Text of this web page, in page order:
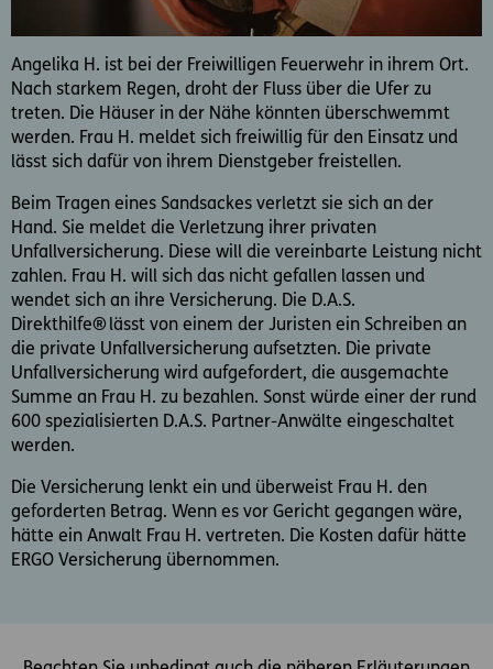
Angelika H. ist bei der Freiwilligen Feuerwehr in ihrem Ort.
Nach starkem Regen, droht der Fluss über die Ufer zu
treten. Die Häuser in der Nähe könnten überschwemmt
werden. Frau H. meldet sich freiwillig für den Einsatz und
lässt sich dafür von ihrem Dienstgeber freistellen.
Beim Tragen eines Sandsackes verletzt sie sich an der
Hand. Sie meldet die Verletzung ihrer privaten
Unfallversicherung. Diese will die vereinbarte Leistung nicht
zahlen. Frau H. will sich das nicht gefallen lassen und
wendet sich an ihre Versicherung. Die D.A.S.
Direkthilfe® lässt von einem der Juristen ein Schreiben an
die private Unfallversicherung aufsetzten. Die private
Unfallversicherung wird aufgefordert, die ausgemachte
Summe an Frau H. zu bezahlen. Sonst würde einer der rund
600 spezialisierten D.A.S. Partner-Anwälte eingeschaltet
werden.
Die Versicherung lenkt ein und überweist Frau H. den
geforderten Betrag. Wenn es vor Gericht gegangen wäre,
hätte ein Anwalt Frau H. vertreten. Die Kosten dafür hätte
ERGO Versicherung übernommen.